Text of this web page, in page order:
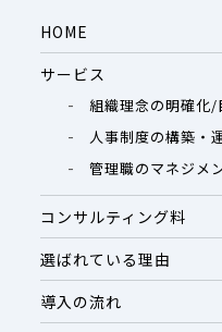
HOME
サービス
組織理念の明確化/
人事制度の構築・
管理職のマネジメ
コンサルティング料
選ばれている理由
導入の流れ